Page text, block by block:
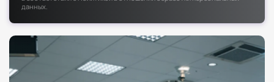
данных.